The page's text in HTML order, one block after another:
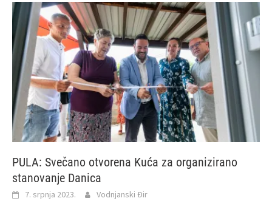
PULA: Svečano otvorena Kuća za organizirano
stanovanje Danica
7. srpnja 2023. Vodnjanski Đir